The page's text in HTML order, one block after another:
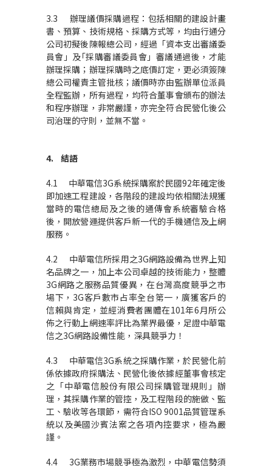
3.3 辦理議價採購過程：包括相關的建設計畫
書、預算、技術規格、採購方式等，均由行通分
公司初擬後陳報總公司，經過「資本支出審議委
員會」及｢採購審議委員會」審議通過後，才能
辦理採購；辦理採購時之底價訂定，更必須簽陳
總公司權責主管批核；議價時亦由監辦單位派員
全程監辦，所有過程，均符合董事會頒布的辦法
和程序辦理，非常嚴謹，亦完全符合民營化後公
司治理的守則，並無不當。
4. 結語
4.1 中華電信3G系統採購案於民國92年確定後
即加速工程建設，各階段的建設均依相關法規獲
當時的電信總局及之後的通傳會系統審驗合格
後，開放營運提供客戶新一代的手機通信及上網
服務。
4.2 中華電信所採用之3G網路設備為世界上知
名品牌之一，加上本公司卓越的技術能力，整體
3G網路之服務品質優異，在台灣高度競爭之市
場下，3G客戶數市占率全台第一，廣獲客戶的
信賴與肯定，並經消費者團體在101年6月所公
佈之行動上網速率評比為業界最優，足證中華電
信之3G網路設備性能，深具競爭力！
4.3 中華電信3G系統之採購作業，於民營化前
係依據政府採購法、民營化後依據經董事會核定
之「中華電信股份有限公司採購管理規則」辦
理，其採購作業的管控，及工程階段的施做、監
工、驗收等各環節，需符合ISO 9001品質管理系
統以及美國沙賓法案之各項內控要求，極為嚴
謹。
4.4 3G業務市場競爭極為激烈，中華電信勢須